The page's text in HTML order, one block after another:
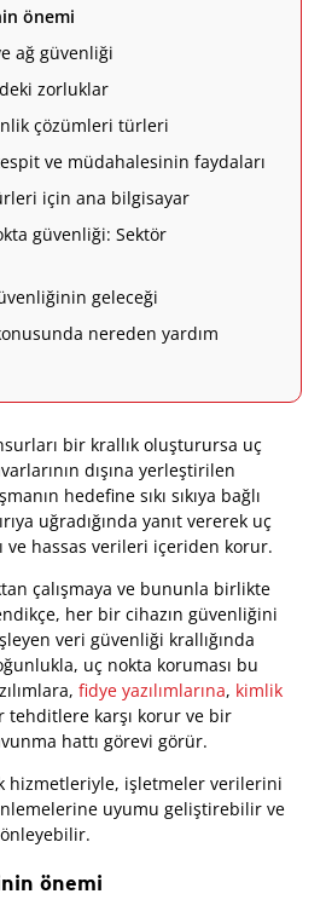
önemi
ağ güvenliği
zorluklar
çözümleri türleri
ve müdahalesinin faydaları
için ana bilgisayar
güvenliği: Sektör
geleceği
nereden yardım
bir krallık oluşturursa uç
dışına yerleştirilen
hedefine sıkı sıkıya bağlı
uğradığında yanıt vererek uç
ve hassas verileri içeriden korur.
çalışmaya ve bununla birlikte
her bir cihazın güvenliğini
veri güvenliği krallığında
uç nokta koruması bu
fidye yazılımlarına, kimlik
tehditlere karşı korur ve bir
hattı görevi görür.
hizmetleriyle, işletmeler verilerini
uyumu geliştirebilir ve
önemi